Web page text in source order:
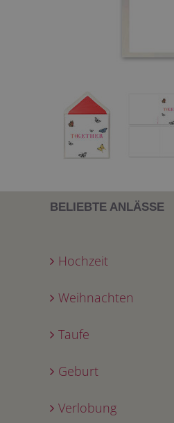
BELIEBTE ANLÄSSE
Hochzeit
Weihnachten
Taufe
Geburt
Verlobung